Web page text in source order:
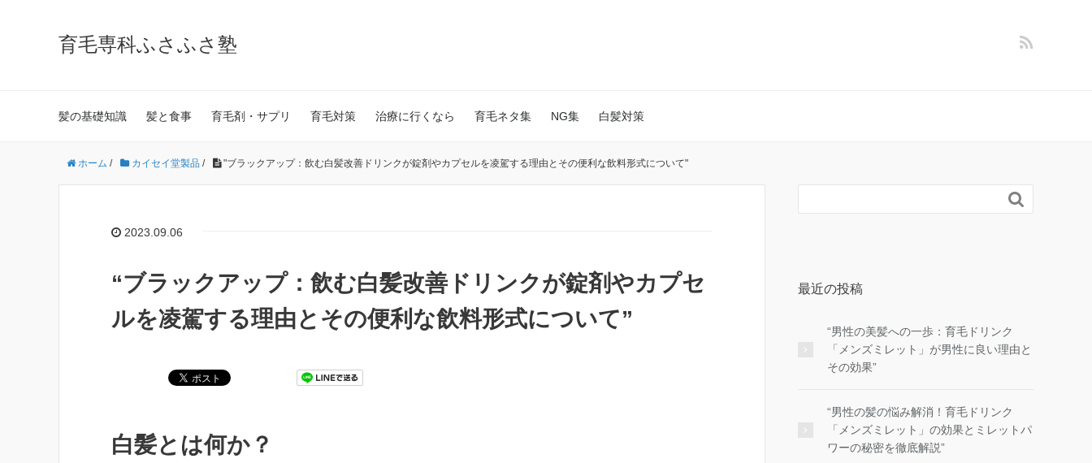
育毛専科ふさふさ塾
髪の基礎知識 髪と食事 育毛剤・サプリ 育毛対策 治療に行くなら 育毛ネタ集 NG集 白髪対策
ホーム / カイセイ堂製品 / "ブラックアップ：飲む白髪改善ドリンクが錠剤やカプセルを凌駕する理由とその便利な飲料形式について"
2023.09.06
“ブラックアップ：飲む白髪改善ドリンクが錠剤やカプセ
ルを凌駕する理由とその便利な飲料形式について”
白髪とは何か？

最近の投稿
“男性の美髪への一歩：育毛ドリンク
「メンズミレット」が男性に良い理由と
その効果”
“男性の髪の悩み解消！育毛ドリンク
「メンズミレット」の効果とミレットパ
ワーの秘密を徹底解説”